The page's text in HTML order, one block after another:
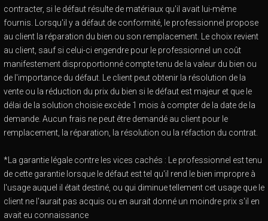
contracter, si le défaut résulte de matériaux qu'il avait lui-même
fournis. Lorsqu'il y a défaut de conformité, le professionnel propose
au client la réparation du bien ou son remplacement. Le choix revient
au client, sauf si celui-ci engendre pour le professionnel un coût
manifestement disproportionné compte tenu de la valeur du bien ou
de l'importance du défaut. Le client peut obtenir la résolution de la
vente ou la réduction du prix du bien si le défaut est majeur et que le
délai de la solution choisie excède 1 mois à compter de la date de la
demande. Aucun frais ne peut être demandé au client pour le
remplacement, la réparation, la résolution ou la réfaction du contrat.
*La garantie légale contre les vices cachés : Le professionnel est tenu
de cette garantie lorsque le défaut est tel qu'il rend le bien impropre à
l'usage auquel il était destiné, ou qui diminue tellement cet usage que le
client ne l'aurait pas acquis ou en aurait donné un moindre prix s'il en
avait eu connaissance